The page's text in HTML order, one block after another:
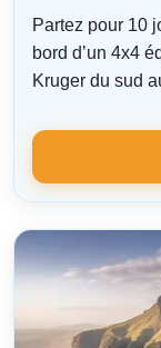
Partez pour 10
bord d’un 4x4
Kruger du sud